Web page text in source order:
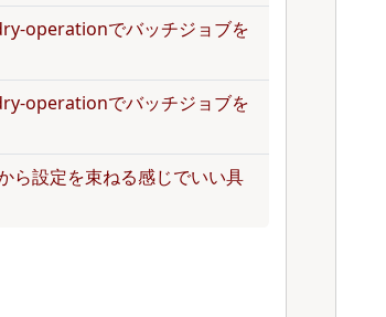
operationでバッチジョブを
operationでバッチジョブを
ら設定を束ねる感じでいい具